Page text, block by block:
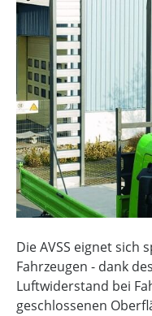
Die AVSS eignet sich
Fahrzeugen - dank
Luftwiderstand bei
geschlossenen